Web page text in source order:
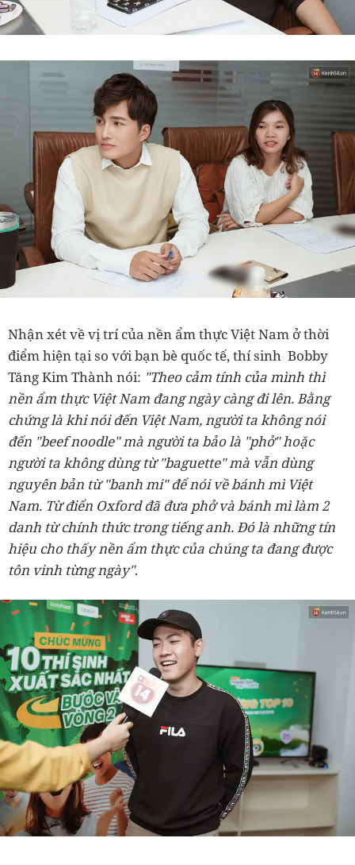
Nhận xét về vị trí của nền ẩm thực Việt Nam ở thời
điểm hiện tại so với bạn bè quốc tế, thí sinh Bobby
Tăng Kim Thành nói: "Theo cảm tính của mình thì
nền ẩm thực Việt Nam đang ngày càng đi lên. Bằng
chứng là khi nói đến Việt Nam, người ta không nói
đến "beef noodle" mà người ta bảo là "phở" hoặc
người ta không dùng từ "baguette" mà vẫn dùng
nguyên bản từ "banh mi" để nói về bánh mì Việt
Nam. Từ điển Oxford đã đưa phở và bánh mì làm 2
danh từ chính thức trong tiếng anh. Đó là những tín
hiệu cho thấy nền ẩm thực của chúng ta đang được
tôn vinh từng ngày".